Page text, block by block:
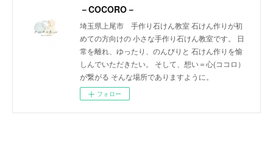
－COCORO－
埼玉県上尾市 手作り石けん教室 石けん作りが初
めての方向けの 小さな手作り石けん教室です。 日
常を離れ、ゆったり、のんびりと 石けん作りを愉
しんでいただきたい。 そして、想い＝心(ココロ）
が繋がる そんな場所でありますように。
フォロー